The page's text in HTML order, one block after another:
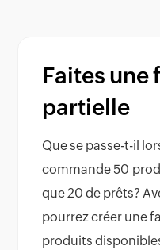
Faites une
partielle
Que se passe-t-il
commande 50
que 20 de prêts?
pourrez créer une
produits